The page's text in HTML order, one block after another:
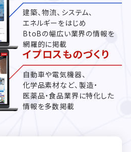
建築、物流、システム、
エネルギーをはじめ
BtoBの幅広い業界の情報を
網羅的に掲載
イプロスものづくり
自動車や電気機器、
化学品素材など、製造・
医薬品・食品業界に特化した
情報を多数掲載